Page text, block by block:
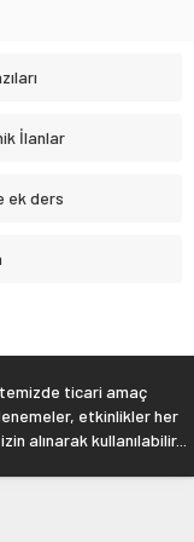
Sıfır Atık Projesi
YILMAZ’I ANDI
İlanlar
ek ders
ticari amaç
etkinlikler her
alınarak kullanılabilir...